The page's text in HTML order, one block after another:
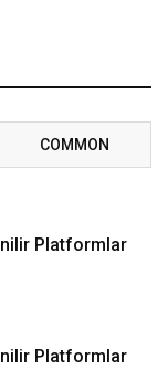
COMMON
Platformlar
Platformlar